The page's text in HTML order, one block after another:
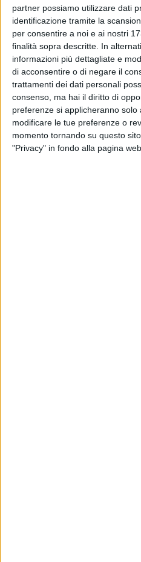
partner possiamo utilizzare dati
identificazione tramite la
per consentire a noi e ai nostri
finalità sopra descritte. In
informazioni più dettagliate e
di acconsentire o di negare il
trattamenti dei dati personali
consenso, ma hai il diritto di
preferenze si applicheranno solo
modificare le tue preferenze o
momento tornando su questo
"Privacy" in fondo alla pagina
regola per diventare un
Carnevale a cavallo 2015